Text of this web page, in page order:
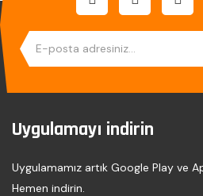
Uygulamayı indirin
Uygulamamız artık Google Play ve
Hemen indirin.